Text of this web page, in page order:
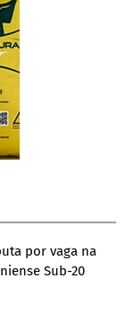
por vaga na
Sub-20